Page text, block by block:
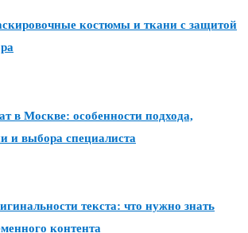
костюмы и ткани с защитой
в Москве: особенности подхода,
и выбора специалиста
текста: что нужно знать
контента